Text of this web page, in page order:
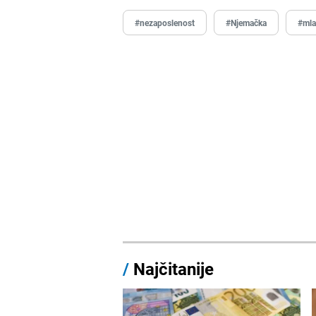
#nezaposlenost #Njemačka
/ Najčitanije